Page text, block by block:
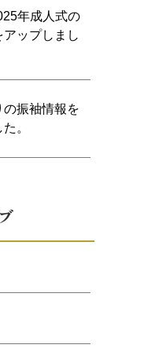
年成人式の
アップしまし
の振袖情報を
。